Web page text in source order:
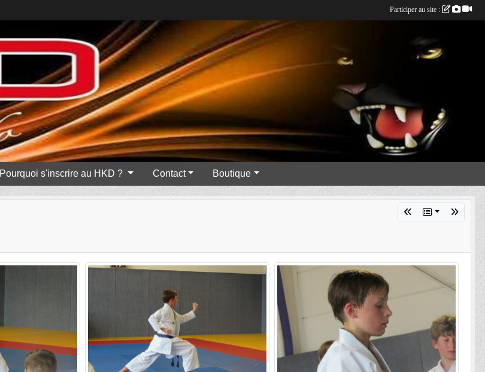
Pourquoi s'inscrire au HKD ? Contact Boutique
Participer au site :